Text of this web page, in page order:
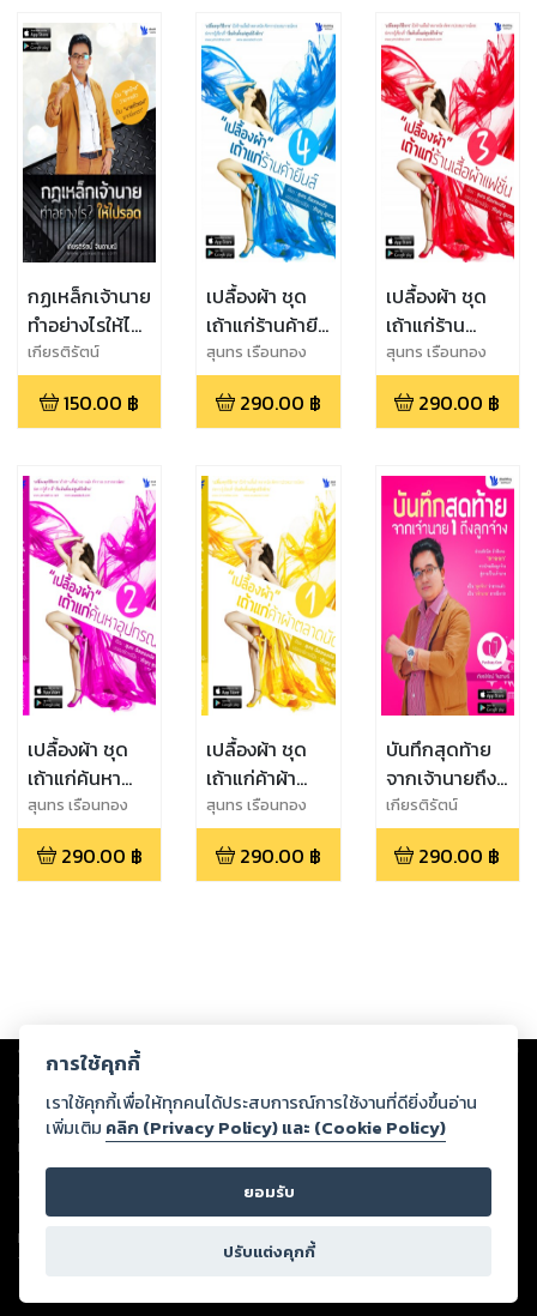
ไม่มีเงินทุน
กฏเหล็กเจ้านาย
ทำอย่างไรให้ไป
รอด
เกียรติรัตน์
จินดามณี
150.00 ฿
เปลื้องผ้า ชุด
เถ้าแก่ร้านค้ายีน
ส์
สุนทร เรือนทอง
จรัส
290.00 ฿
เปลื้องผ้า ชุด
เถ้าแก่ร้าน
เสื้อผ้าแฟชั่น
สุนทร เรือนทอง
จรัส
290.00 ฿
เปลื้องผ้า ชุด
เถ้าแก่ค้นหา
อุปกรณ์
สุนทร เรือนทอง
จรัส
290.00 ฿
เปลื้องผ้า ชุด
เถ้าแก่ค้าผ้า
ตลาดนัด
สุนทร เรือนทอง
จรัส
290.00 ฿
บันทึกสุดท้าย
จากเจ้านายถึง
ลูกจ้าง
เกียรติรัตน์
จินดามณี
290.00 ฿
Copyright © 2026
ต่อผลงานหรือเนื้อหาใดที่อัปโหลดผ่านเว็บไซต์และปรากฏว่าละเมิดสิทธิใน
ทรัพย์สินทางปัญญาของบุคคลอื่นหรือขัดต่อกฎหมายและศีลธรรม ดังนั้น ผู้อ่าน
ทุกท่านโปรดใช้วิจารณญาณในการกลั่นกรองด้วยตนเอง และหากท่านพบว่าส่วน
หนึ่งส่วนใดขัดต่อกฎหมายและศีลธรรม กรุณาแจ้งมายังบริษัท เพื่อทีมงานจะได้
ดำเนินการในทันที ทั้งนี้ ทางสตอรี่ล็อกขอสงวนลิขสิทธิ์ตามพระราชบัญญัติ
ลิขสิทธิ์ พ.ศ. 2537 (ฉบับล่าสุด)
For support: member@ookbee.com
Version
การใช้คุกกี้
เราใช้คุกกี้เพื่อให้ทุกคนได้ประสบการณ์การใช้งานที่ดียิ่งขึ้นอ่าน
เพิ่มเติม คลิก (Privacy Policy) และ (Cookie Policy)
ยอมรับ
ปรับแต่งคุกกี้